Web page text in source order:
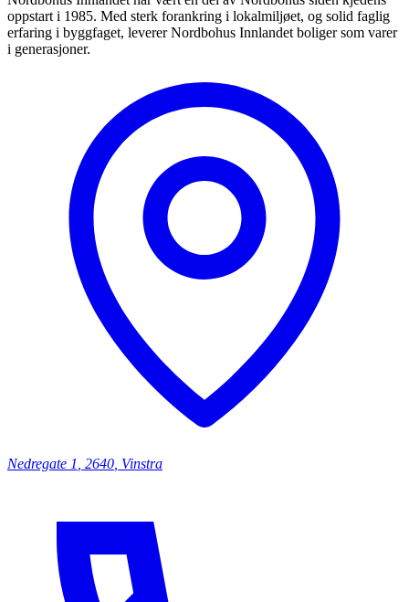
oppstart i 1985. Med sterk forankring i lokalmiljøet, og solid faglig
erfaring i byggfaget, leverer Nordbohus Innlandet boliger som varer
i generasjoner.
Nedregate 1 2640 Vinstra